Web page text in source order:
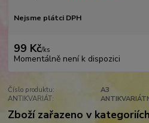
Nejsme plátci DPH
99 Kč/ks
Momentálně není k dispozici
Číslo produktu:
A3
ANTIKVARIÁT:
Zboží zařazeno v kategoriích